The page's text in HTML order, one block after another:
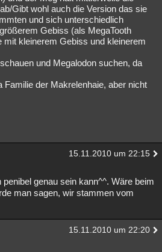
Gibt wohl auch die Version das sie
und sich unterschiedlich
Gebiss (als MegaTooth
mit kleinerem Gebiss und kleinerem
und Megalodon suchen, da
Familie der Makrelenhaie, aber nicht
15.11.2010 um 22:15
genau sein kann^^. Wäre beim
man sagen, wir stammen vom
15.11.2010 um 22:20